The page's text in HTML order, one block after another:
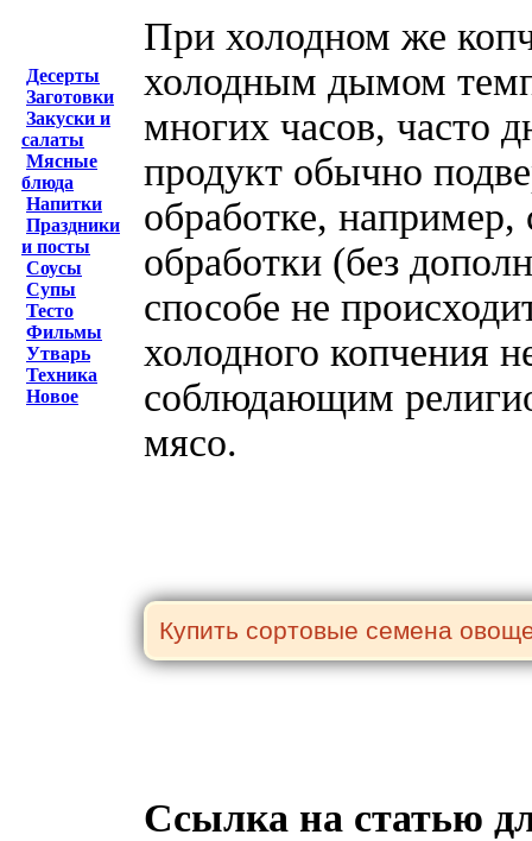
Десерты
Заготовки
Закуски и
салаты
Мясные
блюда
Напитки
Праздники
и посты
Соусы
Супы
Тесто
Фильмы
Утварь
Техника
Новое
При холодном же
холодным дымом
многих часов, часто
продукт обычно
обработке,
обработки (без
способе не
холодного копчения
соблюдающим
мясо.
Ссылка на статью